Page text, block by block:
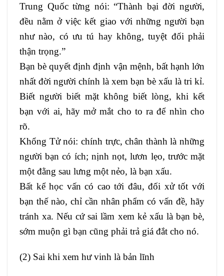
Trung Quốc từng nói: “Thành bại đời người,
đều nằm ở việc kết giao với những người bạn
như nào, có ưu tú hay không, tuyệt đối phải
thận trọng.”
Bạn bè quyết định định vận mệnh, bất hạnh lớn
nhất đời người chính là xem bạn bè xấu là tri kỉ.
Biết người biết mặt không biết lòng, khi kết
bạn với ai, hãy mở mắt cho to ra để nhìn cho
rõ.
Khổng Tử nói: chính trực, chân thành là những
người bạn có ích; nịnh nọt, lươn lẹo, trước mặt
một đằng sau lưng một nẻo, là bạn xấu.
Bất kể học vấn có cao tới đâu, đối xử tốt với
bạn thế nào, chỉ cần nhân phẩm có vấn đề, hãy
tránh xa. Nếu cứ sai lầm xem kẻ xấu là bạn bè,
sớm muộn gì bạn cũng phải trả giá đắt cho nó.
(2) Sai khi xem hư vinh là bản lĩnh